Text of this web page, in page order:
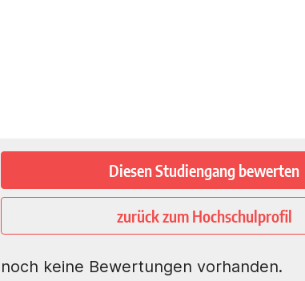
Diesen Studiengang bewerten
zurück zum Hochschulprofil
noch keine Bewertungen vorhanden.